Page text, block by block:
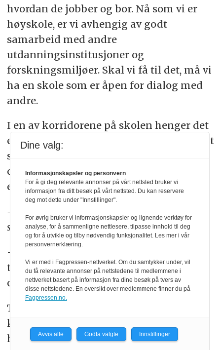
hvordan de jobber og bor. Nå som vi er
høyskole, er vi avhengig av godt
samarbeid med andre
utdanningsinstitusjoner og
forskningsmiljøer. Skal vi få til det, må vi
ha en skole som er åpen for dialog med
andre.
I en av korridorene på skolen henger det
et bilde av tredjeårskullet. De står oppstilt
som på et klassebilde. Alle har uniform
og gevær. Øynene deres er sladdet med
en tykk svart strek.
– Er det et uttrykk for etterretningshumor? Å
sladde bilder av seg selv i sin egen gang?
– Jeg er faktisk ikke sikker på om det er
tull eller alvor, sier en fra araberstudiet
og smiler.
Tre personer spør fotografen om
kameraet har geotagging. Hele klassen
har tapet over kamerahullet på Macen.
Dine valg:
Informasjonskapsler og personvern
For å gi deg relevante annonser på vårt nettsted bruker vi
informasjon fra ditt besøk på vårt nettsted. Du kan reservere
deg mot dette under "Innstillinger".
For øvrig bruker vi informasjonskapsler og lignende verktøy for
analyse, for å sammenligne nettlesere, tilpasse innhold til deg
og for å utvikle og tilby nødvendig funksjonalitet. Les mer i vår
personvernerklæring.
Vi er med i Fagpressen-nettverket. Om du samtykker under, vil
du få relevante annonser på nettstedene til medlemmene i
nettverket basert på informasjon fra dine besøk på tvers av
disse nettstedene. En oversikt over medlemmene finner du på
Fagpressen.no.
Avvis alle Godta valgte Innstillinger